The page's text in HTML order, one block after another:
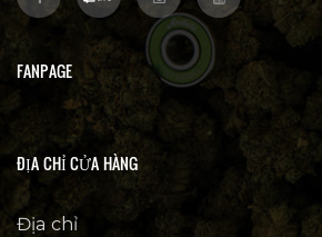
FANPAGE
ĐỊA CHỈ CỬA HÀNG
Địa chỉ